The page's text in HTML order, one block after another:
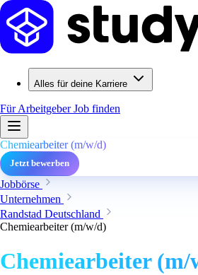
Alles für deine Karriere
Für ArbeitgeberJob finden
Chemiearbeiter (m/w/d)
Jetzt bewerben
Jobbörse
Unternehmen
Randstad Deutschland
Chemiearbeiter (m/w/d)
Chemiearbeiter (m/